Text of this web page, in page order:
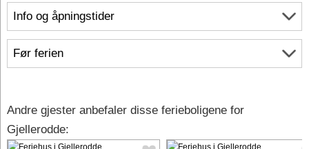
Info og åpningstider
Før ferien
Andre gjester anbefaler disse ferieboligene for
Gjellerodde: